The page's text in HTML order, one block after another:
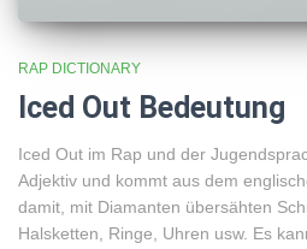
RAP DICTIONARY
Iced Out Bedeutung
Iced Out im Rap und der
Adjektiv und kommt aus dem
damit, mit Diamanten übersähten
Halsketten, Ringe, Uhren usw. Es